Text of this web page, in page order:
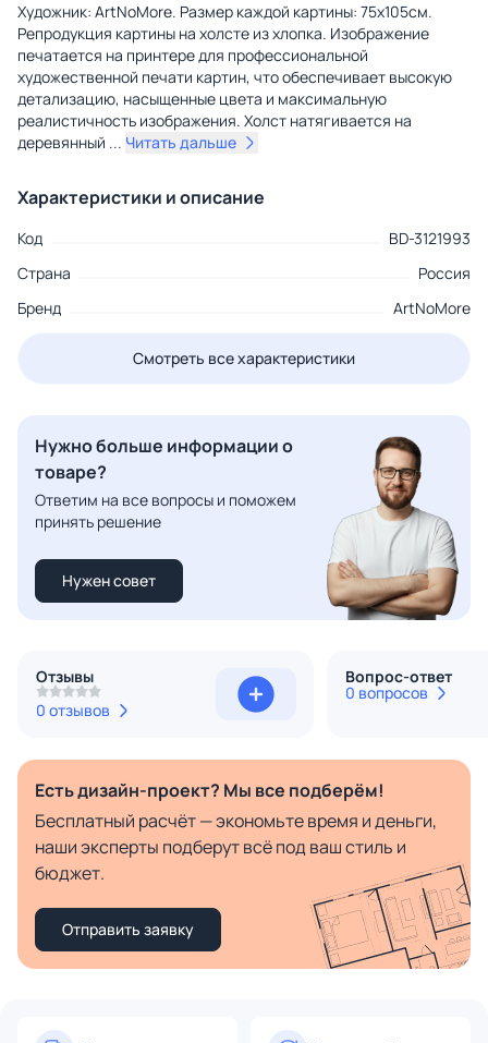
Художник: ArtNoMore. Размер каждой картины: 75х105см.
Репродукция картины на холсте из хлопка. Изображение
печатается на принтере для профессиональной
художественной печати картин, что обеспечивает высокую
детализацию, насыщенные цвета и максимальную
реалистичность изображения. Холст натягивается на
деревянный ... Читать дальше
Характеристики и описание
Код
BD-3121993
Страна
Россия
Бренд
ArtNoMore
Смотреть все характеристики
Нужно больше информации о
товаре?
Ответим на все вопросы и поможем
принять решение
Нужен совет
Отзывы
0 отзывов
Вопрос-ответ
0 вопросов
Есть дизайн-проект? Мы все подберём!
Бесплатный расчёт — экономьте время и деньги,
наши эксперты подберут всё под ваш стиль и
бюджет.
Отправить заявку